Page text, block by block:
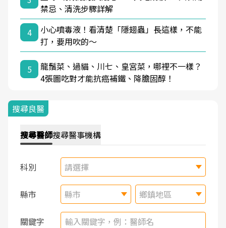
禁忌、清洗步驟詳解
4
小心噴毒液！看清楚「隱翅蟲」長這樣，不能
打，要用吹的～
5
龍鬚菜、過貓、川七、皇宮菜，哪裡不一樣？
4張圖吃對才能抗癌補鐵、降膽固醇！
搜尋良醫
搜尋醫師搜尋醫事機構
科別 請選擇
縣市 縣市 鄉鎮地區
關鍵字